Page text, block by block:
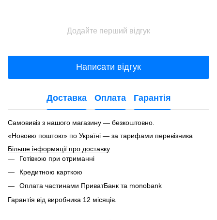
Додайте перший відгук
Написати відгук
Доставка Оплата Гарантія
Самовивіз з нашого магазину — безкоштовно.
«Нововю поштою» по Україні — за тарифами перевізника
Більше інформації про доставку
Готівкою при отриманні
Кредитною карткою
Оплата частинами ПриватБанк та monobank
Гарантія від виробника 12 місяців.